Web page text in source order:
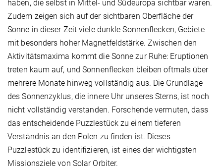
haben, die selbst in Mittel- und Südeuropa sichtbar waren.
Zudem zeigen sich auf der sichtbaren Oberfläche der
Sonne in dieser Zeit viele dunkle Sonnenflecken, Gebiete
mit besonders hoher Magnetfeldstärke. Zwischen den
Aktivitätsmaxima kommt die Sonne zur Ruhe: Eruptionen
treten kaum auf, und Sonnenflecken bleiben oftmals über
mehrere Monate hinweg vollständig aus. Die Grundlage
des Sonnenzyklus, die innere Uhr unseres Sterns, ist noch
nicht vollständig verstanden. Forschende vermuten, dass
das entscheidende Puzzlestück zu einem tieferen
Verständnis an den Polen zu finden ist. Dieses
Puzzlestück zu identifizieren, ist eines der wichtigsten
Missionsziele von Solar Orbiter.